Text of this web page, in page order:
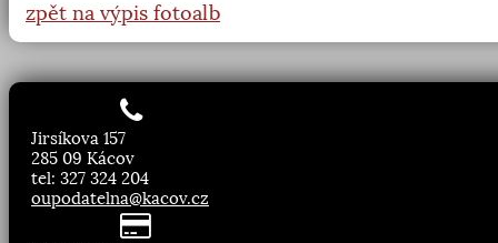
zpět na výpis fotoalb
Jirsíkova 157
285 09 Kácov
tel: 327 324 204
oupodatelna@kacov.cz